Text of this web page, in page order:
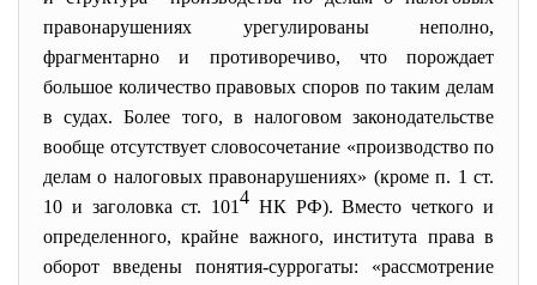
правонарушениях урегулированы неполно,
фрагментарно и противоречиво, что порождает
большое количество правовых споров по таким делам
в судах. Более того, в налоговом законодательстве
вообще отсутствует словосочетание «производство по
делам о налоговых правонарушениях» (кроме п. 1 ст.
10 и заголовка ст. 1014 НК РФ). Вместо четкого и
определенного, крайне важного, института права в
оборот введены понятия-суррогаты: «рассмотрение